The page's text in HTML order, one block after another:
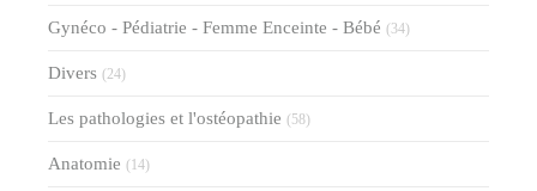
Gynéco - Pédiatrie - Femme Enceinte - Bébé (34)
Divers (24)
Les pathologies et l'ostéopathie (58)
Anatomie (14)